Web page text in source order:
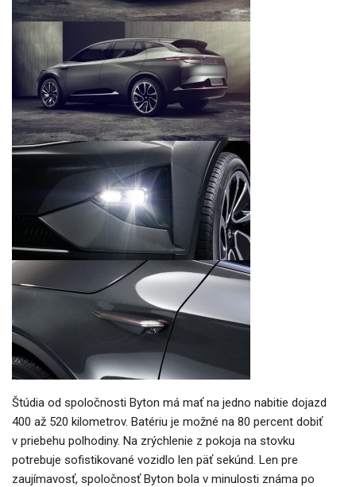
Štúdia od spoločnosti Byton má mať na jedno nabitie dojazd
400 až 520 kilometrov. Batériu je možné na 80 percent dobiť
v priebehu polhodiny. Na zrýchlenie z pokoja na stovku
potrebuje sofistikované vozidlo len päť sekúnd. Len pre
zaujímavosť, spoločnosť Byton bola v minulosti známa po